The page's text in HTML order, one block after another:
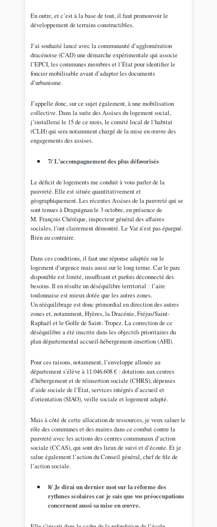
En outre, et c’est à la base de tout, il faut promouvoir le
développement de terrains constructibles.
J’ai souhaité lancé avec la communauté d’agglomération
dracénoise (CAD) une démarche expérimentale qui associe
l’EPCI, les communes membres et l’État pour identifier le
foncier mobilisable avant d’adapter les documents
d’urbanisme.
J’appelle donc, sur ce sujet également, à une mobilisation
collective. Dans la suite des Assises du logement social,
j’installerai le 15 de ce mois, le comité local de l’habitat
(CLH) qui sera notamment chargé de la mise en œuvre des
engagements des assises.
7/ L’accompagnement des plus défavorisés
Le déficit de logements me conduit à vous parler de la
pauvreté. Elle est située quantitativement et
géographiquement. Les récentes Assises de la pauvreté qui se
sont tenues à Draguignan le 3 octobre, en présence de
M. François Chérèque, inspecteur général des affaires
sociales, l’ont clairement démontré. Le Var n’est pas épargné.
Bien au contraire.
Dans ces conditions, il faut une réponse adaptée sur le
logement d’urgence mais aussi sur le long terme. Car le parc
disponible est limité, insuffisant et parfois déconnecté des
besoins. Il en résulte un déséquilibre territorial : l’aire
toulonnaise est mieux dotée que les autres zones.
Un rééquilibrage est donc primordial en direction des autres
zones et, notamment, Hyères, la Dracénie, Fréjus/Saint-
Raphaël et le Golfe de Saint- Tropez. La correction de ce
déséquilibre a été inscrite dans les objectifs prioritaires du
plan départemental accueil-hébergement-insertion (AHI).
Pour ces raisons, notamment, l’enveloppe allouée au
département s’élève à 11.046.608 € : dotations aux centres
d’hébergement et de réinsertion sociale (CHRS), dépenses
d’aide sociale de l’État, services intégrés d’accueil et
d’orientation (SIAO), veille sociale et logement adapté.
Mais à côté de cette allocation de ressources, je veux saluer le
rôle des communes et des maires dans ce combat contre la
pauvreté avec les actions des centres communaux d’action
sociale (CCAS), qui sont des lieux de suivi et d’écoute. Et je
salue également l’action du Conseil général, chef de file de
l’action sociale.
8/ Je dirai un dernier mot sur la réforme des
rythmes scolaires car je sais que vos préoccupations
concernent aussi sa mise en œuvre.